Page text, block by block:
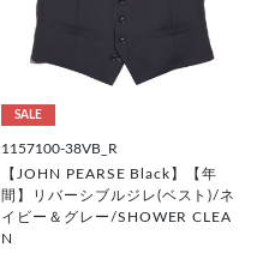
SALE
1157100-38VB_R
【JOHN PEARSE Black】【年
間】リバーシブルジレ(ベスト)/ネ
イビー＆グレー/SHOWER CLEA
N